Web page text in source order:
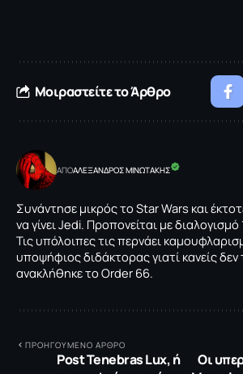
Μοιραστείτε το Άρθρο
ΑΠΟΑΛΕΞΑΝΔΡΟΣ ΜΙΝΩΤΑΚΗΣ
Συνάντησε μικρός το Star Wars και
να γίνει Jedi. Προπονείται με
Τις υπόλοιπες τις περνάει
υποψήφιος διδάκτορας γιατί κανείς
ανακλήθηκε το Order 66.
ΠΡΟΗΓΟΥΜΕΝΟ ΑΡΘΡΟ
Ρost Tenebras Lux, ή
Οι